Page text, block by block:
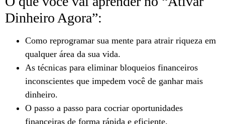
Dinheiro Agora”:
Como reprogramar sua mente para atrair riqueza em
qualquer área da sua vida.
As técnicas para eliminar bloqueios financeiros
inconscientes que impedem você de ganhar mais
dinheiro.
O passo a passo para cocriar oportunidades
financeiras de forma rápida e eficiente.